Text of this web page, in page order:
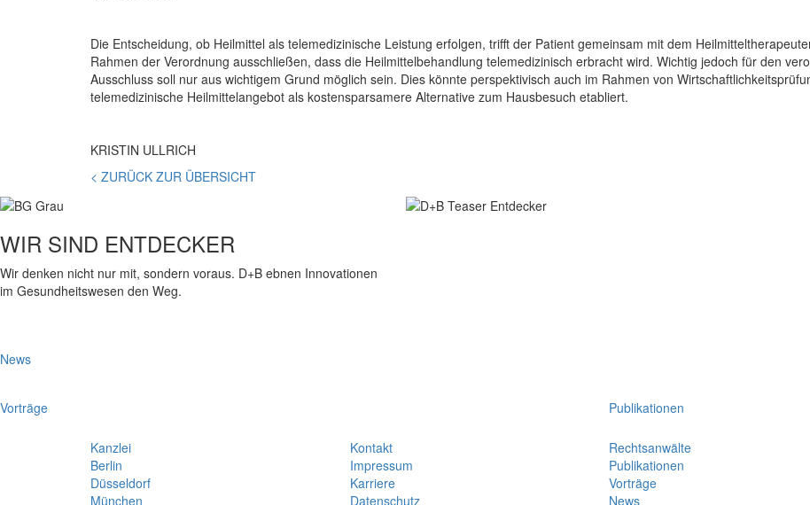
Die Entscheidung, ob Heilmittel als telemedizinische Leistung erfolgen, trifft der Patient gemeinsam mit dem
Rahmen der Verordnung ausschließen, dass die Heilmittelbehandlung telemedizinisch erbracht wird. Wichtig jedoch für den
Ausschluss soll nur aus wichtigem Grund möglich sein. Dies könnte perspektivisch auch im Rahmen von
telemedizinische Heilmittelangebot als kostensparsamere Alternative zum Hausbesuch etabliert.
KRISTIN ULLRICH
< ZURÜCK ZUR ÜBERSICHT
WIR SIND ENTDECKER
Wir denken nicht nur mit, sondern voraus. D+B ebnen Innovationen
im Gesundheitswesen den Weg.
News
Vorträge Publikationen
Kanzlei
Berlin
Düsseldorf
München
Kontakt
Impressum
Karriere
Datenschutz
Rechtsanwälte
Publikationen
Vorträge
News